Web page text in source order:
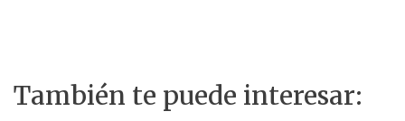
También te puede interesar: